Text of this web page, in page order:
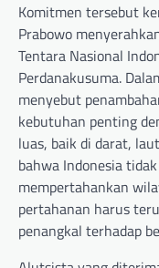
Komitmen tersebut
Prabowo
Tentara Nasional
Perdanakusuma.
menyebut
kebutuhan penting
luas, baik di darat,
bahwa Indonesia
mempertahankan
pertahanan harus
penangkal terhadap